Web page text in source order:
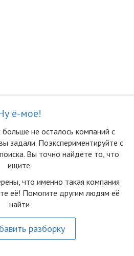
ё-моё!
не осталоcь компаний с
задали. Поэкспериментируйте с
Вы точно найдете то, что
ищите.
что именно такая компания
её! Помогите другим людям её
найти
разборку